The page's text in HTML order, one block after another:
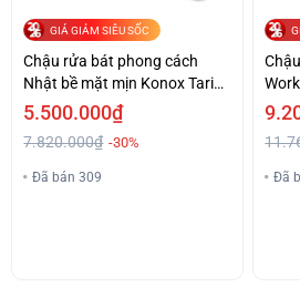
GIÁ GIẢM SIÊU SỐC
Chậu rửa bát phong cách
Nhật bề mặt mịn Konox Tari
870SM
5.500.000₫
7.820.000₫ -30%
Đã bán 309
Sink
Đã